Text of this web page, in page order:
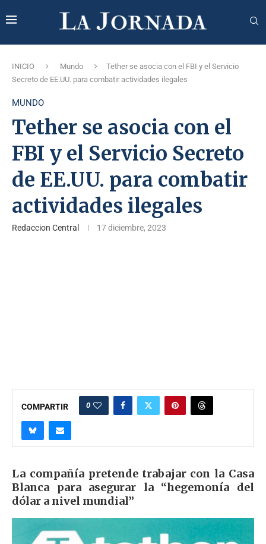
INICIO Mundo
Tether se asocia con el FBI y el Servicio
Secreto de EE.UU. para combatir actividades ilegales
MUNDO
Tether se asocia con el
FBI y el Servicio Secreto
de EE.UU. para combatir
actividades ilegales
Redaccion Central 17 diciembre, 2023
COMPARTIR 0
La compañía pretende trabajar con la Casa
Blanca para asegurar la “hegemonía del
dólar a nivel mundial”